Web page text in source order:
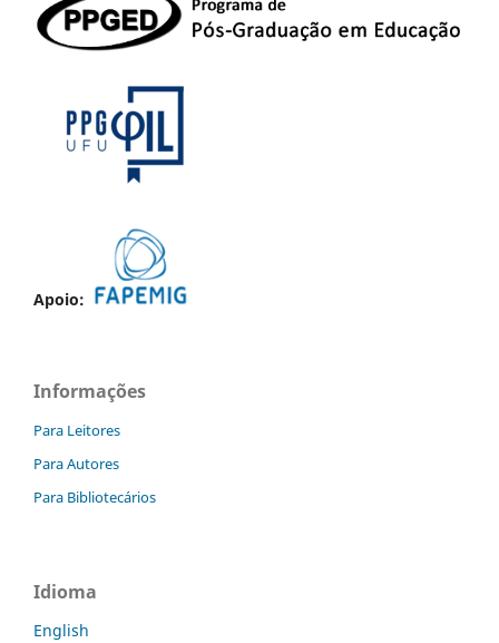
Apoio:
Informações
Para Leitores
Para Autores
Para Bibliotecários
Idioma
English